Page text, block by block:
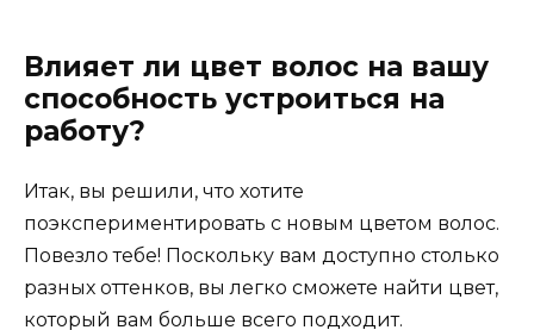
Влияет ли цвет волос на вашу
способность устроиться на
работу?
Итак, вы решили, что хотите
поэкспериментировать с новым цветом волос.
Повезло тебе! Поскольку вам доступно столько
разных оттенков, вы легко сможете найти цвет,
который вам больше всего подходит.